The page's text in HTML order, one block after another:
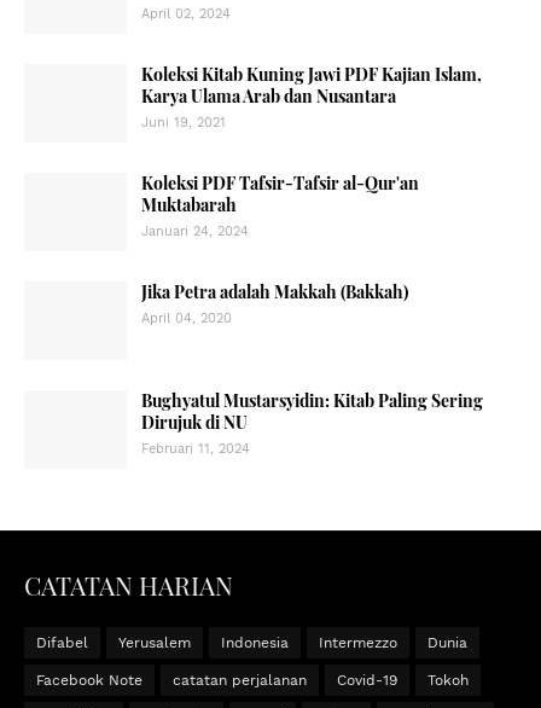
April 02, 2024
Koleksi Kitab Kuning Jawi PDF Kajian Islam,
Karya Ulama Arab dan Nusantara
Juni 19, 2021
Koleksi PDF Tafsir-Tafsir al-Qur'an
Muktabarah
Januari 24, 2024
Jika Petra adalah Makkah (Bakkah)
April 04, 2020
Bughyatul Mustarsyidin: Kitab Paling Sering
Dirujuk di NU
Februari 11, 2024
CATATAN HARIAN
Difabel Yerusalem Indonesia Intermezzo Dunia
Facebook Note catatan perjalanan Covid-19 Tokoh